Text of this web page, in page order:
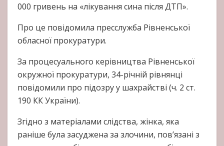
000 гривень на «лікування сина після ДТП».
Про це повідомила пресслужба Рівненської
обласної прокуратури.
За процесуального керівництва Рівненської
окружної прокуратури, 34-річній рівнянці
повідомили про підозру у шахрайстві (ч. 2 ст.
190 КК України).
Згідно з матеріалами слідства, жінка, яка
раніше була засуджена за злочини, пов’язані з